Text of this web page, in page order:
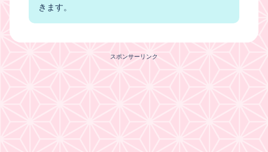
きます。
スポンサーリンク